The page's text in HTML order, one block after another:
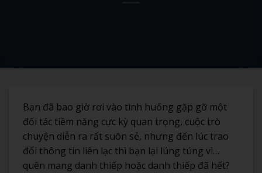
Bạn đã bao giờ rơi vào tình huống gặp gỡ một
đối tác tiềm năng cực kỳ quan trọng, cuộc trò
chuyện diễn ra rất suôn sẻ, nhưng đến lúc trao
đổi thông tin liên lạc thì bạn lại lúng túng vì…
quên mang danh thiếp hoặc danh thiếp đã hết?